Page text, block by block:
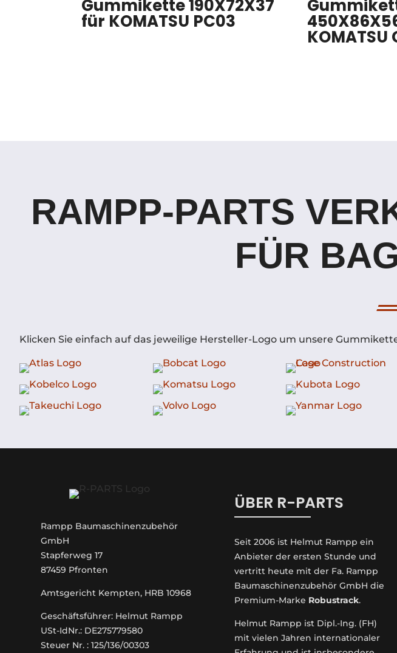
Gummikette 190X72X37
für KOMATSU PC03
KOMATSU
RAMPP-PARTS
FÜR
Klicken Sie einfach auf das jeweilige Hersteller-Logo um unsere
Rampp Baumaschinenzubehör
GmbH
Stapferweg 17
87459 Pfronten
Amtsgericht Kempten, HRB 10968
Geschäftsführer: Helmut Rampp
USt-IdNr.: DE275779580
Steuer Nr. : 125/136/00303
ÜBER R-PARTS
Seit 2006 ist Helmut Rampp ein
An­bieter der ersten Stunde und
vertritt heute mit der Fa. Rampp
Baumaschinenzubehör GmbH die
Premium-Marke Robustrack.
Helmut Rampp ist Dipl.-Ing. (FH)
mit vielen Jahren internationaler